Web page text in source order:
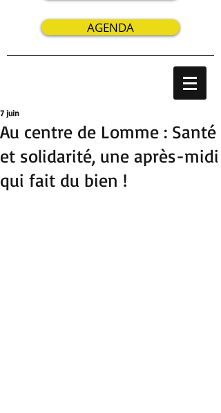
AGENDA
Au centre de Lomme : Santé
et solidarité, une après-midi
qui fait du bien !
7 juin